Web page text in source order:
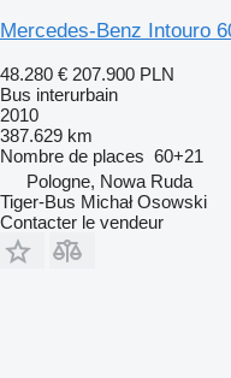
Mercedes-Benz Intouro
48.280 € 207.900 PLN
Bus interurbain
2010
387.629 km
Nombre de places 60+21
Pologne, Nowa Ruda
Tiger-Bus Michał Osowski
Contacter le vendeur